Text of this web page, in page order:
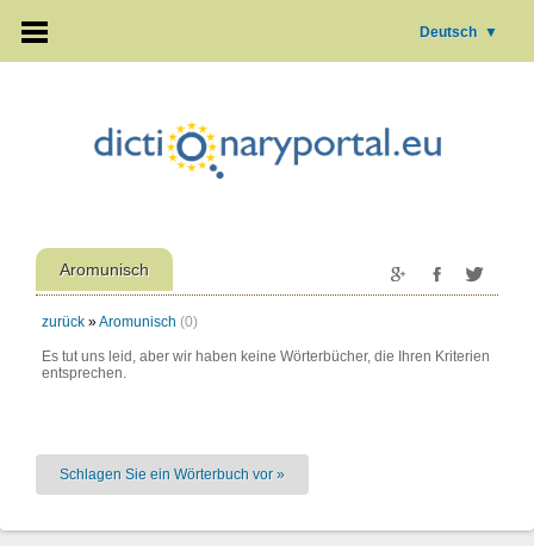
Deutsch ▼
Aromunisch
zurück »Aromunisch (0)
Es tut uns leid, aber wir haben keine Wörterbücher, die Ihren Kriterien
entsprechen.
Schlagen Sie ein Wörterbuch vor »